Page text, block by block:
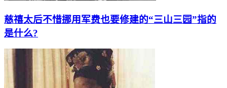
慈禧太后不惜挪用军费也要修建的“三山三园”指的
是什么?